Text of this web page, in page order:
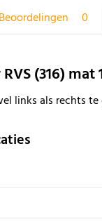
Beoordelingen 0
(316) mat
links als rechts